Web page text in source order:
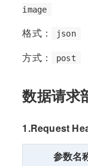
image
格式： json
方式： post
数据请求
1.Request
参数名